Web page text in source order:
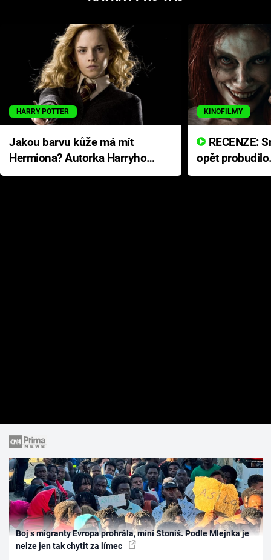
HARRY POTTER
Jakou barvu kůže má mít
Hermiona? Autorka Harryho
Pottera přišla s ráznou
KINOFILMY
opět
přichází s
Boj s migranty Evropa prohrála, míní Stoniš. Podle Mlejnka je
nelze jen tak chytit za límec